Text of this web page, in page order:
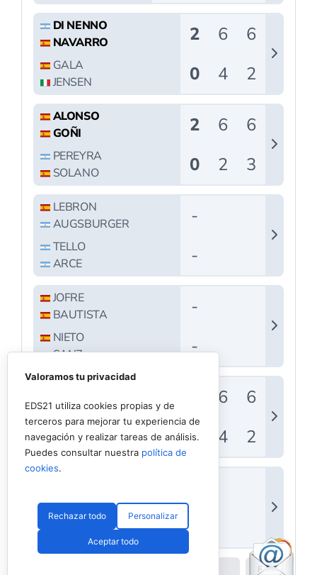
Valoramos tu privacidad
EDS21 utiliza cookies propias y de
terceros para mejorar tu experiencia de
navegación y realizar tareas de análisis.
Puedes consultar nuestra política de
cookies.
Rechazar todo Personalizar
Aceptar todo